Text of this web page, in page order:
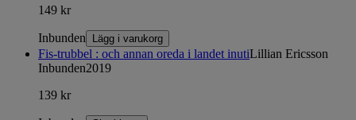
149 kr
Inbunden Lägg i varukorg
Fis-trubbel : och annan oreda i landet inutiLillian Ericsson
Inbunden2019
139 kr